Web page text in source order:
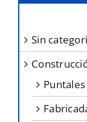
sin
puntales